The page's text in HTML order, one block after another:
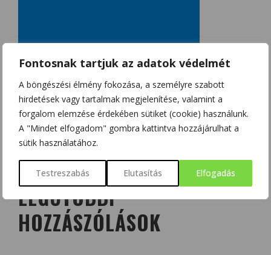
Fontosnak tartjuk az adatok védelmét
A böngészési élmény fokozása, a személyre szabott
hirdetések vagy tartalmak megjelenítése, valamint a
forgalom elemzése érdekében sütiket (cookie) használunk.
A "Mindet elfogadom" gombra kattintva hozzájárulhat a
sütik használatához.
Testreszabás Elutasítás Elfogadás
LEGUTÓBBI
HOZZÁSZÓLÁSOK